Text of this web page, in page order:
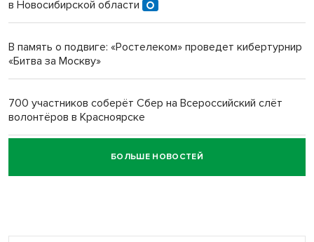
Новосибирский преподаватель с женой вошли в топ-16
Обновлённое отделение ВТБ открылось в Искитиме
в Новосибирской области
В память о подвиге: «Ростелеком» проведет кибертурнир
«Битва за Москву»
700 участников соберёт Сбер на Всероссийский слёт
волонтёров в Красноярске
Честный выбор: видеонаблюдение обеспечит
объективность результатов ЕДГ в Новосибирской
БОЛЬШЕ НОВОСТЕЙ